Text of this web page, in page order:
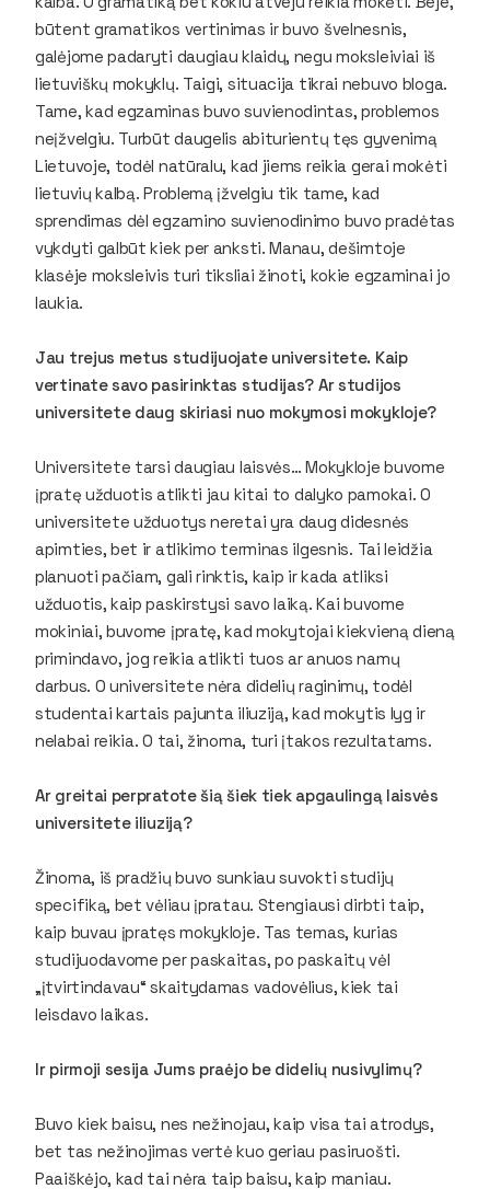
būtent gramatikos vertinimas ir buvo švelnesnis,
galėjome padaryti daugiau klaidų, negu moksleiviai iš
lietuviškų mokyklų. Taigi, situacija tikrai nebuvo bloga.
Tame, kad egzaminas buvo suvienodintas, problemos
neįžvelgiu. Turbūt daugelis abiturientų tęs gyvenimą
Lietuvoje, todėl natūralu, kad jiems reikia gerai mokėti
lietuvių kalbą. Problemą įžvelgiu tik tame, kad
sprendimas dėl egzamino suvienodinimo buvo pradėtas
vykdyti galbūt kiek per anksti. Manau, dešimtoje
klasėje moksleivis turi tiksliai žinoti, kokie egzaminai jo
laukia.
Jau trejus metus studijuojate universitete. Kaip
vertinate savo pasirinktas studijas? Ar studijos
universitete daug skiriasi nuo mokymosi mokykloje?
Universitete tarsi daugiau laisvės… Mokykloje buvome
įpratę užduotis atlikti jau kitai to dalyko pamokai. O
universitete užduotys neretai yra daug didesnės
apimties, bet ir atlikimo terminas ilgesnis. Tai leidžia
planuoti pačiam, gali rinktis, kaip ir kada atliksi
užduotis, kaip paskirstysi savo laiką. Kai buvome
mokiniai, buvome įpratę, kad mokytojai kiekvieną dieną
primindavo, jog reikia atlikti tuos ar anuos namų
darbus. O universitete nėra didelių raginimų, todėl
studentai kartais pajunta iliuziją, kad mokytis lyg ir
nelabai reikia. O tai, žinoma, turi įtakos rezultatams.
Ar greitai perpratote šią šiek tiek apgaulingą laisvės
universitete iliuziją?
Žinoma, iš pradžių buvo sunkiau suvokti studijų
specifiką, bet vėliau įpratau. Stengiausi dirbti taip,
kaip buvau įpratęs mokykloje. Tas temas, kurias
studijuodavome per paskaitas, po paskaitų vėl
„įtvirtindavau“ skaitydamas vadovėlius, kiek tai
leisdavo laikas.
Ir pirmoji sesija Jums praėjo be didelių nusivylimų?
Buvo kiek baisu, nes nežinojau, kaip visa tai atrodys,
bet tas nežinojimas vertė kuo geriau pasiruošti.
Paaiškėjo, kad tai nėra taip baisu, kaip maniau.